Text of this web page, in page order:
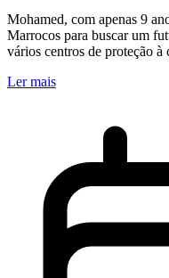
Mohamed, com apenas 9
Marrocos para buscar um
vários centros de proteção
Ler mais